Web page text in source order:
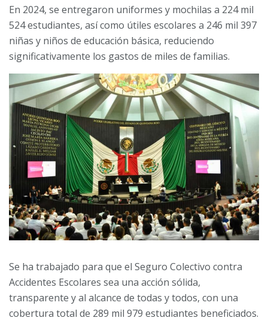
En 2024, se entregaron uniformes y mochilas a 224 mil
524 estudiantes, así como útiles escolares a 246 mil 397
niñas y niños de educación básica, reduciendo
significativamente los gastos de miles de familias.
Se ha trabajado para que el Seguro Colectivo contra
Accidentes Escolares sea una acción sólida,
transparente y al alcance de todas y todos, con una
cobertura total de 289 mil 979 estudiantes beneficiados.